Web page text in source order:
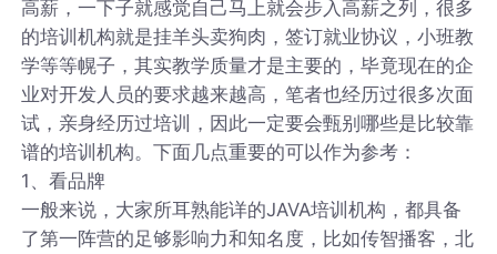
高薪，一下子就感觉自己马上就会步入高薪之列，很多
的培训机构就是挂羊头卖狗肉，签订就业协议，小班教
学等等幌子，其实教学质量才是主要的，毕竟现在的企
业对开发人员的要求越来越高，笔者也经历过很多次面
试，亲身经历过培训，因此一定要会甄别哪些是比较靠
谱的培训机构。下面几点重要的可以作为参考：
1、看品牌
一般来说，大家所耳熟能详的JAVA培训机构，都具备
了第一阵营的足够影响力和知名度，比如传智播客，北